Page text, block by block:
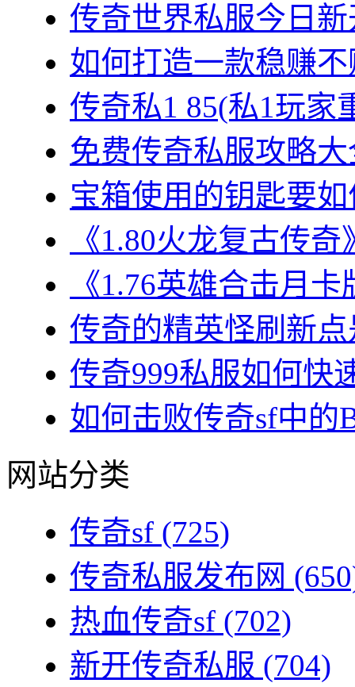
传奇世界私服今日
如何打造一款稳赚
传奇私1 85(私1玩家
免费传奇私服攻略
宝箱使用的钥匙要
《1.80火龙复古传
《1.76英雄合击月
传奇的精英怪刷新
传奇999私服如何快
如何击败传奇sf中的
网站分类
传奇sf (725)
传奇私服发布网
热血传奇sf (702)
新开传奇私服 (704)